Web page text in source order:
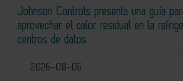
Johnson Controls presenta una guía
aprovechar el calor residual en la
centros de datos
2026-08-06